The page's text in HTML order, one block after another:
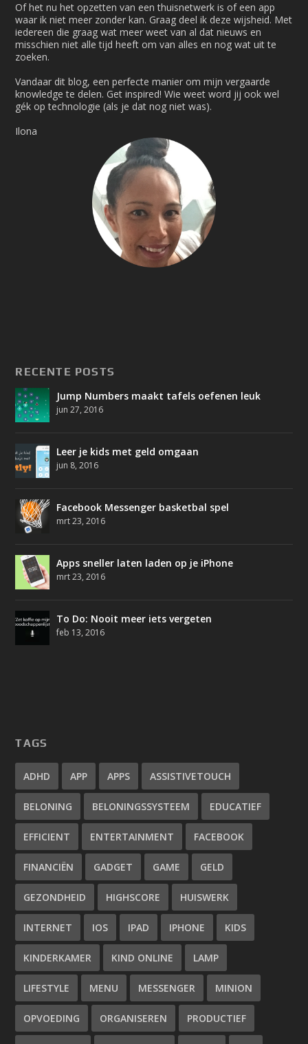
Of het nu het opzetten van een thuisnetwerk is of een app
waar ik niet meer zonder kan. Graag deel ik deze wijsheid. Met
iedereen die graag wat meer weet van al dat nieuws en
misschien niet alle tijd heeft om van alles en nog wat uit te
zoeken.
Vandaar dit blog, een perfecte manier om mijn vergaarde
knowledge te delen. Get inspired! Wie weet word jij ook wel
gék op technologie (als je dat nog niet was).
Ilona
RECENTE POSTS
Jump Numbers maakt tafels oefenen leuk
jun 27, 2016
Leer je kids met geld omgaan
jun 8, 2016
Facebook Messenger basketbal spel
mrt 23, 2016
Apps sneller laten laden op je iPhone
mrt 23, 2016
To Do: Nooit meer iets vergeten
feb 13, 2016
TAGS
ADHD APP APPS ASSISTIVETOUCH
BELONING BELONINGSSYSTEEM EDUCATIEF
EFFICIENT ENTERTAINMENT FACEBOOK
FINANCIËN GADGET GAME GELD
GEZONDHEID HIGHSCORE HUISWERK
INTERNET IOS IPAD IPHONE KIDS
KINDERKAMER KIND ONLINE LAMP
LIFESTYLE MENU MESSENGER MINION
OPVOEDING ORGANISEREN PRODUCTIEF